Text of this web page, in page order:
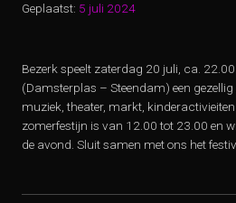
Geplaatst: 5 juli 2024
Bezerk speelt zaterdag 20 juli, ca.
(Damsterplas – Steendam) een
muziek, theater, markt,
zomerfestijn is van 12.00 tot 23.00 en
de avond. Sluit samen met ons het